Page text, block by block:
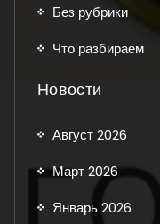
Без рубрики
Что разбираем
Новости
Август 2026
Март 2026
Январь 2026